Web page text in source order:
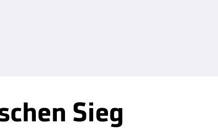
Sieg